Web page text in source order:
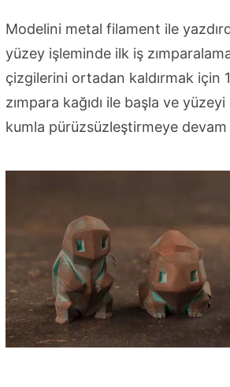
Modelini metal filament ile
yüzey işleminde ilk iş
çizgilerini ortadan kaldırmak için
zımpara kağıdı ile başla ve
kumla pürüzsüzleştirmeye devam